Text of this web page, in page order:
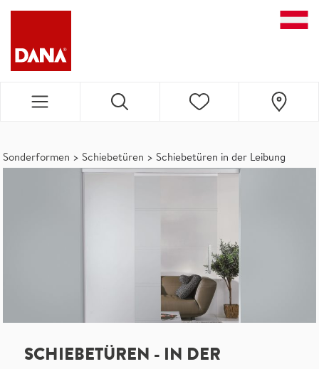
DANA NAVIGATION
Sonderformen > Schiebetüren > Schiebetüren in der Leibung
SCHIEBETÜREN - IN DER